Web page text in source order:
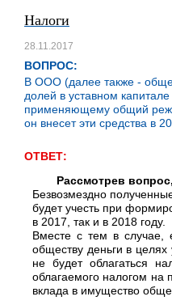
Налоги
28.11.2017
ВОПРОС:
В ООО (далее также -
долей в уставном
применяющему общий
он внесет эти средства в
ОТВЕТ:
Рассмотрев
Безвозмездно
будет учесть при
в 2017, так и в 2018 году.
Вместе с тем в случае,
обществу деньги в
не будет облагаться
облагаемого налогом на
вклада в имущество